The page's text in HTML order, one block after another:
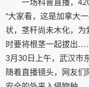
一场科普直播，
“大家看，这是加拿大
状，茎秆尚未木化，
时要将根茎一起拔出
3月30日上午，武汉市
随着直播镜头，网友